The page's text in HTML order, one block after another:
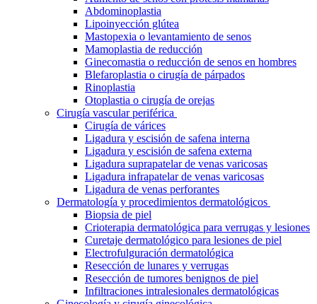
Abdominoplastia
Lipoinyección glútea
Mastopexia o levantamiento de senos
Mamoplastia de reducción
Ginecomastia o reducción de senos en hombres
Blefaroplastia o cirugía de párpados
Rinoplastia
Otoplastia o cirugía de orejas
Cirugía vascular periférica
Cirugía de várices
Ligadura y escisión de safena interna
Ligadura y escisión de safena externa
Ligadura suprapatelar de venas varicosas
Ligadura infrapatelar de venas varicosas
Ligadura de venas perforantes
Dermatología y procedimientos dermatológicos
Biopsia de piel
Crioterapia dermatológica para verrugas y lesiones
Curetaje dermatológico para lesiones de piel
Electrofulguración dermatológica
Resección de lunares y verrugas
Resección de tumores benignos de piel
Infiltraciones intralesionales dermatológicas